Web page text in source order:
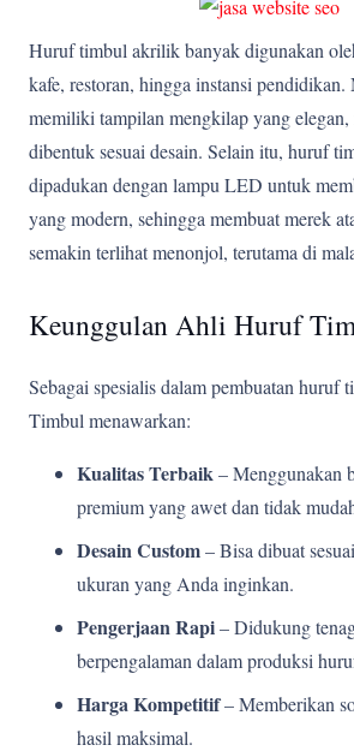
Huruf timbul akrilik banyak digunakan
kafe, restoran, hingga instansi
memiliki tampilan mengkilap yang
dibentuk sesuai desain. Selain itu, huruf
dipadukan dengan lampu LED untuk
yang modern, sehingga membuat merek
semakin terlihat menonjol, terutama di
Keunggulan Ahli Huruf
Sebagai spesialis dalam pembuatan
Timbul menawarkan:
Kualitas Terbaik– Menggunakan
premium yang awet dan tidak
Desain Custom– Bisa dibuat
ukuran yang Anda inginkan.
Pengerjaan Rapi– Didukung
berpengalaman dalam produksi
Harga Kompetitif– Memberikan
hasil maksimal.